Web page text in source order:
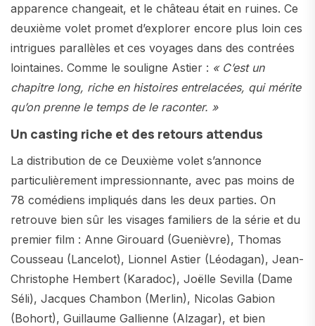
apparence changeait, et le château était en ruines. Ce
deuxième volet promet d’explorer encore plus loin ces
intrigues parallèles et ces voyages dans des contrées
lointaines. Comme le souligne Astier : « C’est un
chapitre long, riche en histoires entrelacées, qui mérite
qu’on prenne le temps de le raconter. »
Un casting riche et des retours attendus
La distribution de ce Deuxième volet s’annonce
particulièrement impressionnante, avec pas moins de
78 comédiens impliqués dans les deux parties. On
retrouve bien sûr les visages familiers de la série et du
premier film : Anne Girouard (Guenièvre), Thomas
Cousseau (Lancelot), Lionnel Astier (Léodagan), Jean-
Christophe Hembert (Karadoc), Joëlle Sevilla (Dame
Séli), Jacques Chambon (Merlin), Nicolas Gabion
(Bohort), Guillaume Gallienne (Alzagar), et bien